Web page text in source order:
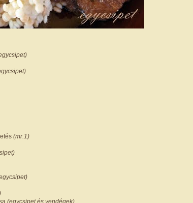
(mr.1)
(egycsipet és vendégek)